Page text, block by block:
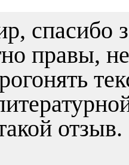
спасибо
правы,